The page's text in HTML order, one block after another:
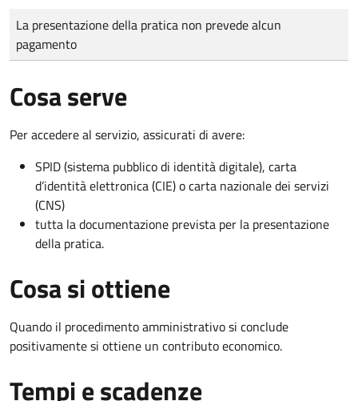
Tipo di pagamento
Importo
La presentazione della pratica non prevede alcun
pagamento
Cosa serve
Per accedere al servizio, assicurati di avere:
SPID (sistema pubblico di identità digitale), carta
d’identità elettronica (CIE) o carta nazionale dei servizi
(CNS)
tutta la documentazione prevista per la presentazione
della pratica.
Cosa si ottiene
Quando il procedimento amministrativo si conclude
positivamente si ottiene un contributo economico.
Tempi e scadenze